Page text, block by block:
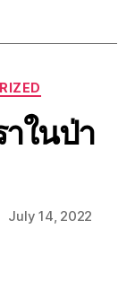
ในป่า
July 14, 2022